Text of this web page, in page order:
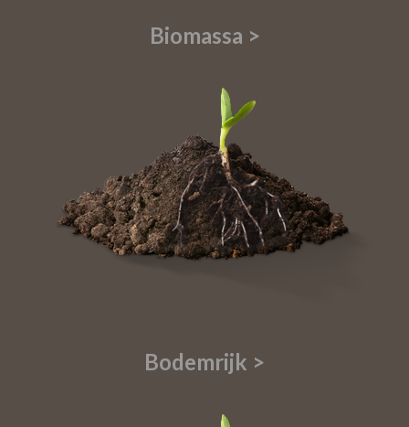
Biomassa >
Bodemrijk >